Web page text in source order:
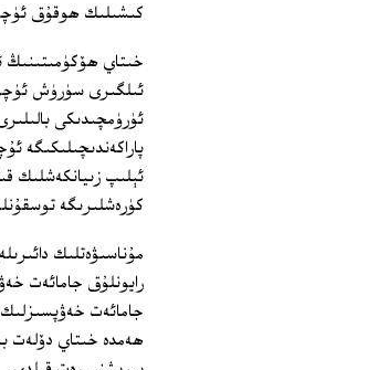
كىشىلىك ھوقۇق
خىتاي ھۆكۈمىتىنىڭ
ئىلگىرى سۈرۈش
ئۈرۈمچىدىكى
پاراكەندىچىلىكىگە
ئېلىپ زىيانكەشلىك
كۈرەشلىرىگە
مۇناسىۋەتلىك
رايونلۇق جامائەت
جامائەت
ھەمدە خىتاي دۆلەت